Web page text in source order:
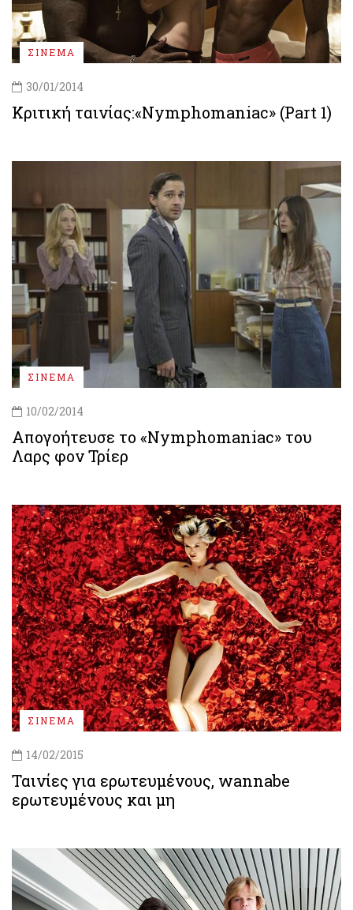
ΣΙΝΕΜΑ
30/01/2014
Κριτική ταινίας:«Nymphomaniac» (Part 1)
ΣΙΝΕΜΑ
10/02/2014
Απογοήτευσε το «Nymphomaniac» του
Λαρς φον Τρίερ
ΣΙΝΕΜΑ
14/02/2015
Ταινίες για ερωτευμένους, wannabe
ερωτευμένους και μη